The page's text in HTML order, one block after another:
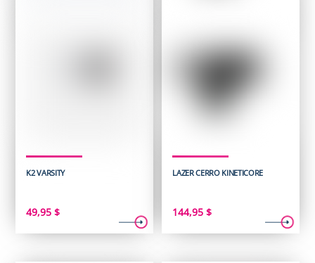
K2 VARSITY
49,95$
LAZER CERRO KINETICORE
144,95$